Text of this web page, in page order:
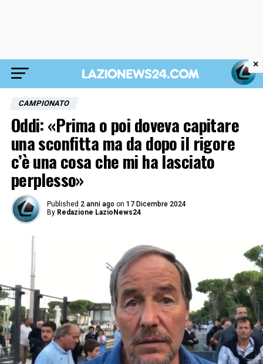
CAMPIONATO
Oddi: «Prima o poi doveva capitare
una sconfitta ma da dopo il rigore
c’è una cosa che mi ha lasciato
perplesso»
Published 2 anni ago on 17 Dicembre 2024
By Redazione LazioNews24
×